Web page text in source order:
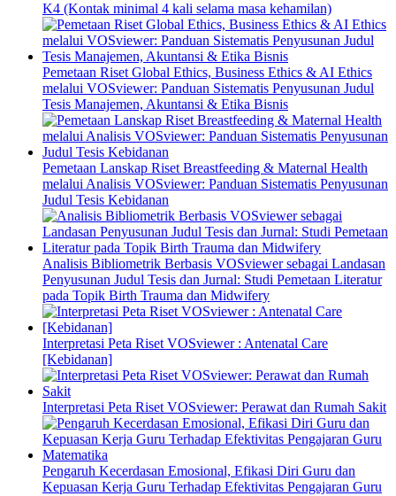
K4 (Kontak minimal 4 kali selama masa kehamilan)
Pemetaan Riset Global Ethics, Business Ethics & AI Ethics
melalui VOSviewer: Panduan Sistematis Penyusunan Judul
Tesis Manajemen, Akuntansi & Etika Bisnis
Pemetaan Lanskap Riset Breastfeeding & Maternal Health
melalui Analisis VOSviewer: Panduan Sistematis Penyusunan
Judul Tesis Kebidanan
Analisis Bibliometrik Berbasis VOSviewer sebagai Landasan
Penyusunan Judul Tesis dan Jurnal: Studi Pemetaan Literatur
pada Topik Birth Trauma dan Midwifery
Interpretasi Peta Riset VOSviewer : Antenatal Care
[Kebidanan]
Interpretasi Peta Riset VOSviewer: Perawat dan Rumah Sakit
Pengaruh Kecerdasan Emosional, Efikasi Diri Guru dan
Kepuasan Kerja Guru Terhadap Efektivitas Pengajaran Guru